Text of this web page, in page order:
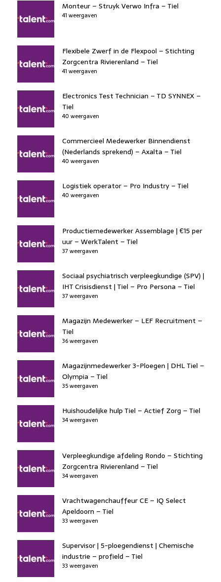
Monteur – Struyk Verwo Infra – Tiel
41 weergaven
Flexibele Zwerf in de Flexpool – Stichting
Zorgcentra Rivierenland – Tiel
41 weergaven
Electronics Test Technician – TD SYNNEX –
Tiel
40 weergaven
Commercieel Medewerker Binnendienst
(Nederlands sprekend) – Axalta – Tiel
40 weergaven
Logistiek operator – Pro Industry – Tiel
40 weergaven
Productiemedewerker Assemblage | €15 per
uur – WerkTalent – Tiel
37 weergaven
Sociaal psychiatrisch verpleegkundige (SPV) |
IHT Crisisdienst | Tiel – Pro Persona – Tiel
37 weergaven
Magazijn Medewerker – LEF Recruitment –
Tiel
36 weergaven
Magazijnmedewerker 3-Ploegen | DHL Tiel –
Olympia – Tiel
35 weergaven
Huishoudelijke hulp Tiel – Actief Zorg – Tiel
34 weergaven
Verpleegkundige afdeling Rondo – Stichting
Zorgcentra Rivierenland – Tiel
34 weergaven
Vrachtwagenchauffeur CE – IQ Select
Apeldoorn – Tiel
33 weergaven
Supervisor | 5-ploegendienst | Chemische
industrie – profield – Tiel
33 weergaven